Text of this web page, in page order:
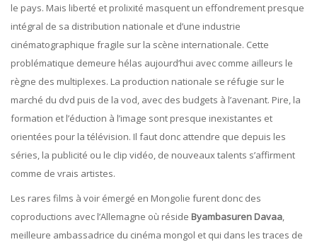
le pays. Mais liberté et prolixité masquent un effondrement presque
intégral de sa distribution nationale et d’une industrie
cinématographique fragile sur la scène internationale. Cette
problématique demeure hélas aujourd’hui avec comme ailleurs le
règne des multiplexes. La production nationale se réfugie sur le
marché du dvd puis de la vod, avec des budgets à l’avenant. Pire, la
formation et l’éduction à l’image sont presque inexistantes et
orientées pour la télévision. Il faut donc attendre que depuis les
séries, la publicité ou le clip vidéo, de nouveaux talents s’affirment
comme de vrais artistes.
Les rares films à voir émergé en Mongolie furent donc des
coproductions avec l’Allemagne où réside Byambasuren Davaa,
meilleure ambassadrice du cinéma mongol et qui dans les traces de